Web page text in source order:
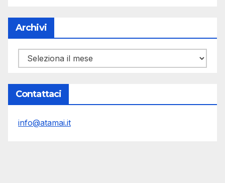
Archivi
Archivi
Contattaci
info@atamai.it